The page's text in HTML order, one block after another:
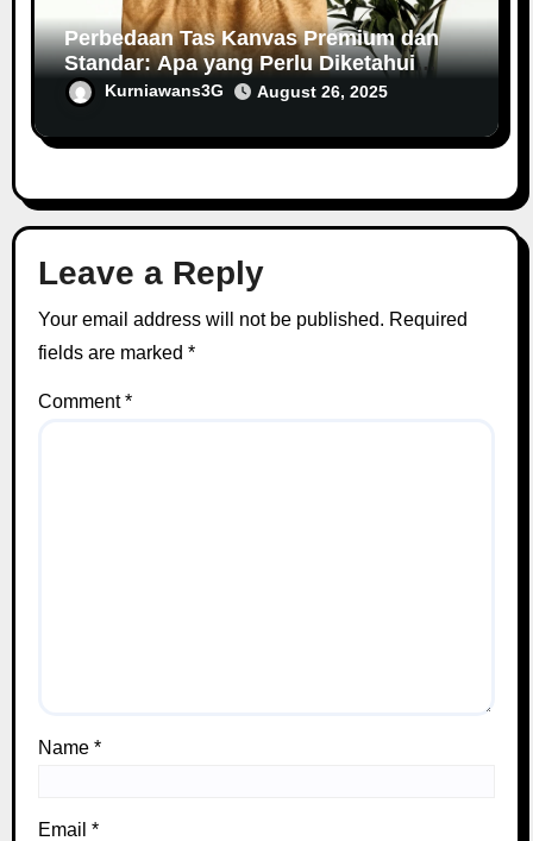
Perbedaan Tas Kanvas Premium dan
Standar: Apa yang Perlu Diketahui
Konsumen?
Kurniawans3G August 26, 2025
Leave a Reply
Your email address will not be published. Required
fields are marked*
Comment*
Name*
Email*